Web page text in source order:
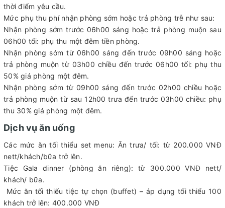
thời điểm yêu cầu.
Mức phụ thu phí nhận phòng sớm hoặc trả phòng trễ như sau:
Nhận phòng sớm trước 06h00 sáng hoặc trả phòng muộn sau
06h00 tối: phụ thu một đêm tiền phòng.
Nhận phòng sớm từ 06h00 sáng đến trước 09h00 sáng hoặc
trả phòng muộn từ 03h00 chiều đến trước 06h00 tối: phụ thu
50% giá phòng một đêm.
Nhận phòng sớm từ 09h00 sáng đến trước 02h00 chiều hoặc
trả phòng muộn từ sau 12h00 trưa đến trước 03h00 chiều: phụ
thu 30% giá phòng một đêm.
Dịch vụ ăn uống
Các mức ăn tối thiểu set menu: Ăn trưa/ tối: từ 200.000 VNĐ
nett/khách/bữa trở lên.
Tiệc Gala dinner (phòng ăn riêng): từ 300.000 VNĐ nett/
khách/ bữa.
Mức ăn tối thiểu tiệc tự chọn (buffet) – áp dụng tối thiểu 100
khách trở lên: 400.000 VNĐ